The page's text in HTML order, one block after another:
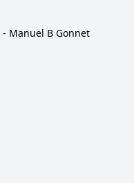
- Manuel B Gonnet